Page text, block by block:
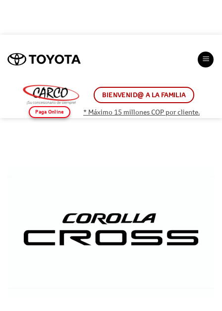
contenido
BIENVENID@ A LA FAMILIA
Paga Online * Máximo 15 millones COP por cliente.